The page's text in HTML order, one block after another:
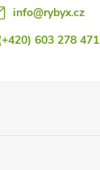
info@rybyx.cz
603 278 471